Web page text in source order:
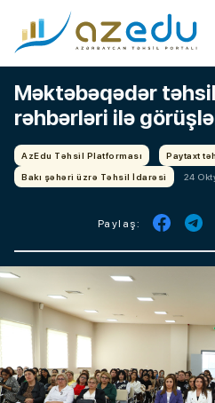
Məktəbəqədər
rəhbərləri ilə
AzEdu Təhsil Platforması
Paytaxt
Bakı şəhəri üzrə Təhsil İdarəsi
24
Paylaş: